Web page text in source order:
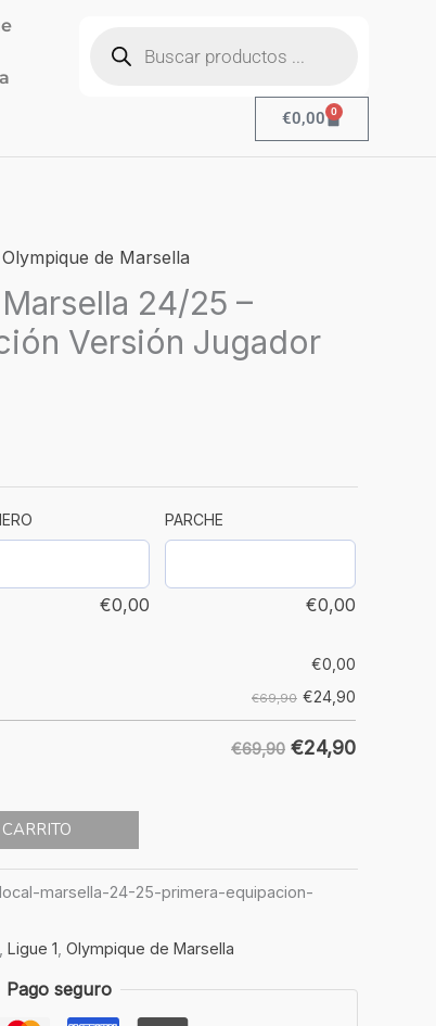
productos
€0,00 0
Cart
Olympique de Marsella
24/25 –
Versión Jugador
€0,00
PARCHE
€0,00
€0,00
€69,90 €24,90
€69,90 €24,90
marsella-24-25-primera-equipacion-
Ligue 1 Olympique de Marsella
Pago seguro